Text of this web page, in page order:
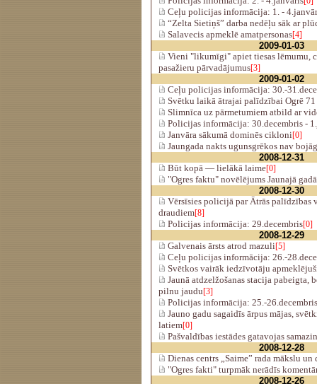
Ceļu policijas informācija: 1. -
“Zelta Sietiņš” darba nedēļu sāk ar
Salavecis apmeklē amatpersonas[4]
2009-01-03
Vieni "likumīgi" apiet tiesas lēmumu,
pasažieru pārvadājumus[3]
2009-01-02
Ceļu policijas informācija: 30.-
Svētku laikā ātrajai palīdzībai Ogrē 71
Slimnīca uz pārmetumiem atbild ar
Policijas informācija: 30.decembris -
Janvāra sākumā dominēs cikloni[0]
Jaungada nakts ugunsgrēkos nav
2008-12-31
Būt kopā — lielākā laime[0]
"Ogres faktu" novēlējums Jaunajā gadā
2008-12-30
Vērsīsies policijā par Ātrās palīdzības
draudiem[8]
Policijas informācija: 29.decembris[0]
2008-12-29
Galvenais ārsts atrod mazuli[5]
Ceļu policijas informācija: 26.-
Svētkos vairāk iedzīvotāju
Jaunā atdzelžošanas stacija pabeigta,
pilnu jaudu[3]
Policijas informācija: 25.-26.decembris
Jauno gadu sagaidīs ārpus mājas,
latiem[0]
Pašvaldības iestādes gatavojas
2008-12-28
Dienas centrs „Saime” rada mākslu un
"Ogres fakti" turpmāk nerādīs
2008-12-26